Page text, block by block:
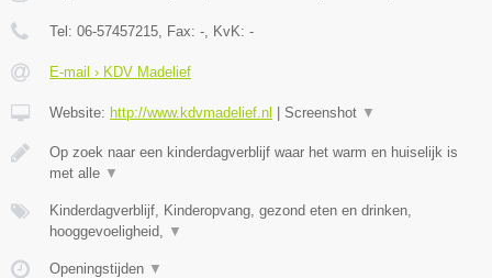
Tel: 06-57457215 , Fax: - , KvK: -
E-mail › KDV Madelief
Website: http://www.kdvmadelief.nl | Screenshot ▼
Op zoek naar een kinderdagverblijf waar het warm en huiselijk is
met alle ▼
Kinderdagverblijf, Kinderopvang, gezond eten en drinken,
hooggevoeligheid,
▼
Openingstijden ▼